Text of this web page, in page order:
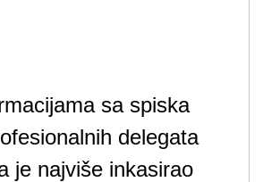
sa spiska
delegata
je najviše inkasirao